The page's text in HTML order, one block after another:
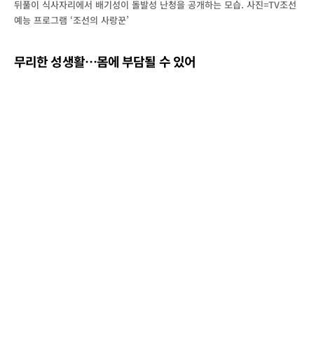
뒤풀이 식사자리에서 배기성이 돌발성 난청을 공개하는 모습. 사진=TV조선
예능 프로그램 ‘조선의 사랑꾼’
무리한성생활…몸에부담될 수 있어